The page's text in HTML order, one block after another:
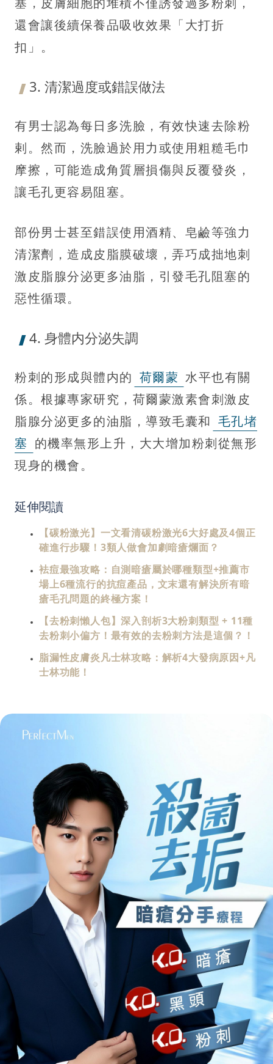
還會讓後續保養品吸收效果「大打折
扣」。
3. 清潔過度或錯誤做法
有男士認為每日多洗臉，有效快速去除粉
剌。然而，洗臉過於用力或使用粗糙毛巾
摩擦，可能造成角質層損傷與反覆發炎，
讓毛孔更容易阻塞。
部份男士甚至錯誤使用酒精、皂鹼等強力
清潔劑，造成皮脂膜破壞，弄巧成拙地刺
激皮脂腺分泌更多油脂，引發毛孔阻塞的
惡性循環。
4. 身體内分泌失調
粉刺的形成與體内的 荷爾蒙 水平也有關
係。根據專家研究，荷爾蒙激素會刺激皮
脂腺分泌更多的油脂，導致毛囊和 毛孔堵
塞 的機率無形上升，大大增加粉刺從無形
現身的機會。
延伸閱讀
【碳粉激光】一文看清碳粉激光6大好處及4個正
確進行步驟！3類人做會加劇暗瘡爛面？
袪痘最強攻略：自測暗瘡屬於哪種類型+推薦市
場上6種流行的抗痘產品，文末還有解決所有暗
瘡毛孔問題的終極方案！
【去粉刺懶人包】深入剖析3大粉刺類型 + 11種
去粉刺小偏方！最有效的去粉刺方法是這個？！
脂漏性皮膚炎凡士林攻略：解析4大發病原因+凡
士林功能！